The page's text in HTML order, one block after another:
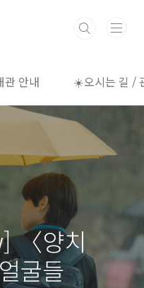
안내 ☀️오시는 길 /
〈양치
굴들